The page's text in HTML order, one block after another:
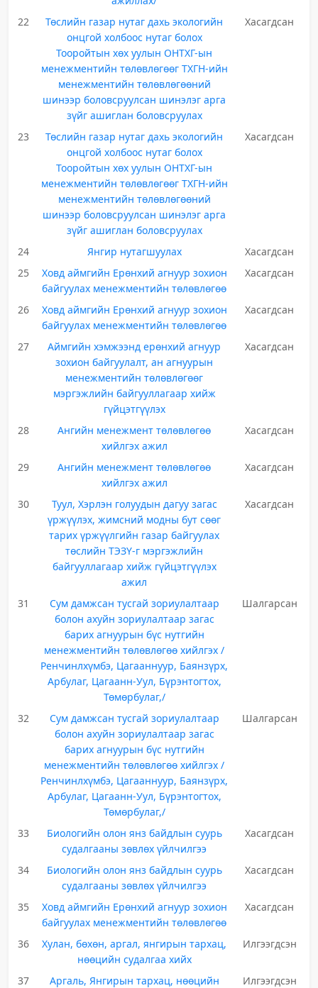
22
Төслийн газар нутаг дахь экологийн
онцгой холбоос нутаг болох
Тооройтын хөх уулын ОНТХГ-ын
менежментийн төлөвлөгөөг ТХГН-ийн
менежментийн төлөвлөгөөний
шинээр боловсруулсан шинэлэг арга
зүйг ашиглан боловсруулах
Хасагдсан
23
Төслийн газар нутаг дахь экологийн
онцгой холбоос нутаг болох
Тооройтын хөх уулын ОНТХГ-ын
менежментийн төлөвлөгөөг ТХГН-ийн
менежментийн төлөвлөгөөний
шинээр боловсруулсан шинэлэг арга
зүйг ашиглан боловсруулах
Хасагдсан
24 Янгир нутагшуулах
Хасагдсан
25
Ховд аймгийн Ерөнхий агнуур зохион
байгуулах менежментийн төлөвлөгөө
Хасагдсан
26
Ховд аймгийн Ерөнхий агнуур зохион
байгуулах менежментийн төлөвлөгөө
Хасагдсан
27
Аймгийн хэмжээнд ерөнхий агнуур
зохион байгуулалт, ан агнуурын
менежментийн төлөвлөгөөг
мэргэжлийн байгууллагаар хийж
гүйцэтгүүлэх
Хасагдсан
28
Ангийн менежмент төлөвлөгөө
хийлгэх ажил
Хасагдсан
29
Ангийн менежмент төлөвлөгөө
хийлгэх ажил
Хасагдсан
30
Туул, Хэрлэн голуудын дагуу загас
үржүүлэх, жимсний модны бут сөөг
тарих үржүүлгийн газар байгуулах
төслийн ТЭЗҮ-г мэргэжлийн
байгууллагаар хийж гүйцэтгүүлэх
ажил
Хасагдсан
31
Сум дамжсан тусгай зориулалтаар
болон ахуйн зориулалтаар загас
барих агнуурын бүс нутгийн
менежментийн төлөвлөгөө хийлгэх /
Ренчинлхүмбэ, Цагааннуур, Баянзүрх,
Арбулаг, Цагаанн-Уул, Бүрэнтогтох,
Төмөрбулаг,/
Шалгарсан
32
Сум дамжсан тусгай зориулалтаар
болон ахуйн зориулалтаар загас
барих агнуурын бүс нутгийн
менежментийн төлөвлөгөө хийлгэх /
Ренчинлхүмбэ, Цагааннуур, Баянзүрх,
Арбулаг, Цагаанн-Уул, Бүрэнтогтох,
Төмөрбулаг,/
Шалгарсан
33
Биологийн олон янз байдлын суурь
судалгааны зөвлөх үйлчилгээ
Хасагдсан
34
Биологийн олон янз байдлын суурь
судалгааны зөвлөх үйлчилгээ
Хасагдсан
35
Ховд аймгийн Ерөнхий агнуур зохион
байгуулах менежментийн төлөвлөгөө
Хасагдсан
36
Хулан, бөхөн, аргал, янгирын тархац,
нөөцийн судалгаа хийх
Илгээгдсэн
37
Аргаль, Янгирын тархац, нөөцийн
Илгээгдсэн